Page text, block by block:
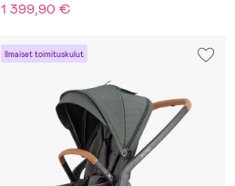
1 399,90 €
Ilmaiset toimituskulut